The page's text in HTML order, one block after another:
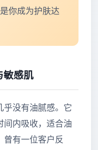
你成为护肤达
敏感肌
乎没有油腻感。它
间内吸收，适合油
曾有一位客户反